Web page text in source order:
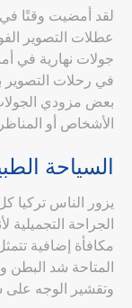
لقد أمضيت وقتًا في
عطلات التصوير
جولات نهارية في
في رحلات
بعض مزودي
الأشخاص أو
السياحة
يزور الناس تركيا
الجراحة
مكافأة إضافية
المتاحة شد
وتقشير الوجه على